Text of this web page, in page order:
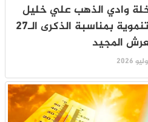
وادي الذهب علي خليل
يعطي انطلاقة مشاريع تنموية بمناسبة الذكرى الـ27
المجيد